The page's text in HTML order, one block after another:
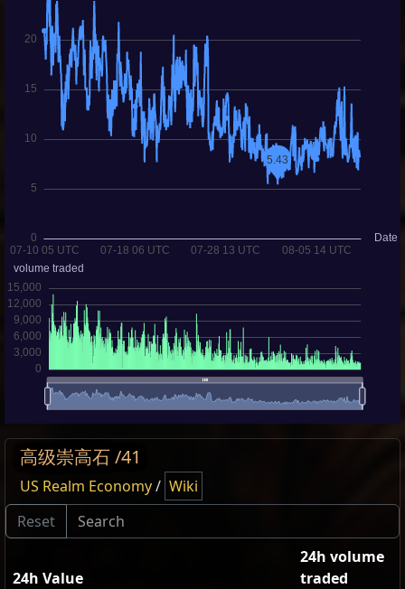
高级崇高石 /41
US Realm Economy/ Wiki
24h Value
24h volume
traded